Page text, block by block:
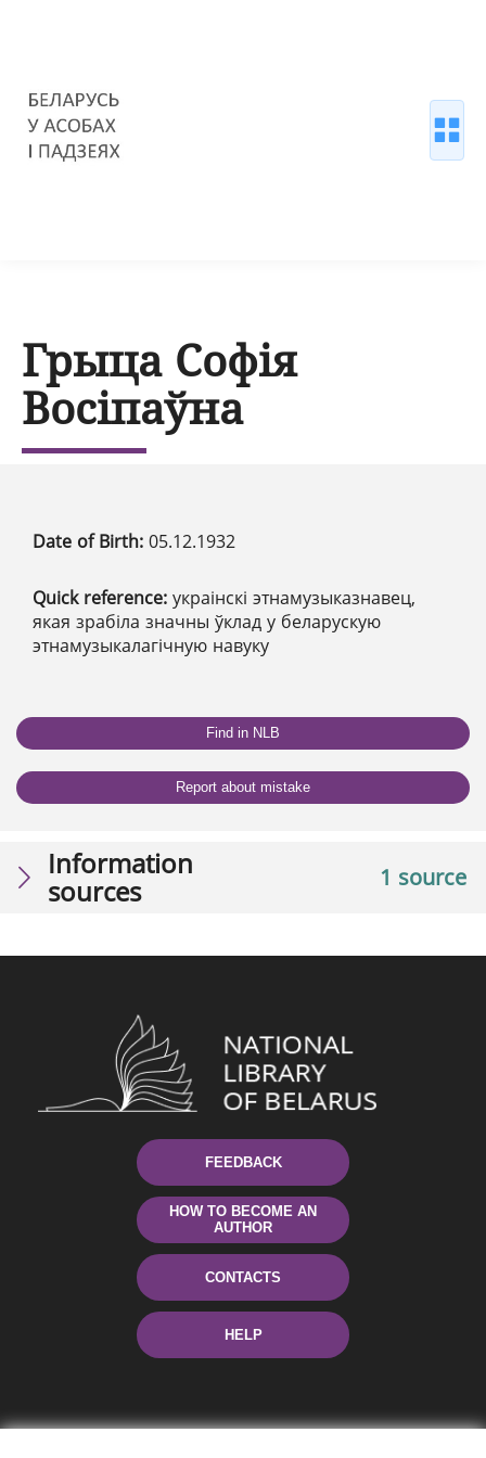
Грыца Софія
Восіпаўна
Date of Birth: 05.12.1932
Quick reference: украінскі этнамузыказнавец,
якая зрабіла значны ўклад у беларускую
этнамузыкалагічную навуку
Find in NLB
Report about mistake
1 source
Information
sources
FEEDBACK
HOW TO BECOME AN
AUTHOR
CONTACTS
HELP